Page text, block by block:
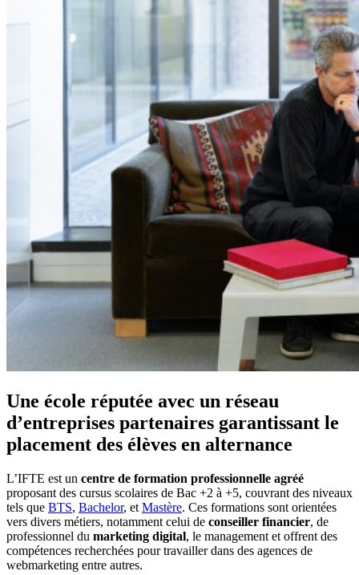
Une école réputée avec un réseau
d’entreprises partenaires garantissant le
placement des élèves en alternance
L’IFTE est un centre de formation professionnelle agréé
proposant des cursus scolaires de Bac +2 à +5, couvrant des niveaux
tels que BTS, Bachelor, et Mastère. Ces formations sont orientées
vers divers métiers, notamment celui de conseiller financier, de
professionnel du marketing digital, le management et offrent des
compétences recherchées pour travailler dans des agences de
webmarketing entre autres.